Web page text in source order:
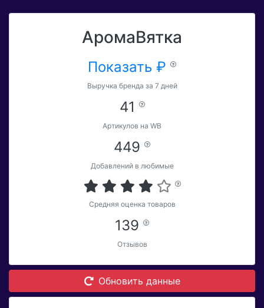
АромаВятка
Показать ₽
Выручка бренда за 7 дней
41
Артикулов на WB
449
Добавлений в любимые
Средняя оценка товаров
139
Отзывов
Обновить данные